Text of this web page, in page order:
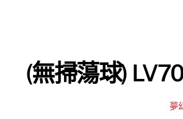
(無掃蕩球)
夢